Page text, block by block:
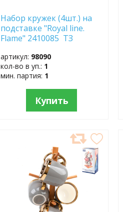
Набор кружек (4шт.) на
подставке "Royal line.
Flame" 2410085 ТЗ
артикул: 98090
кол-во в уп.: 1
мин. партия: 1
Купить
ИЗБРАННОЕ